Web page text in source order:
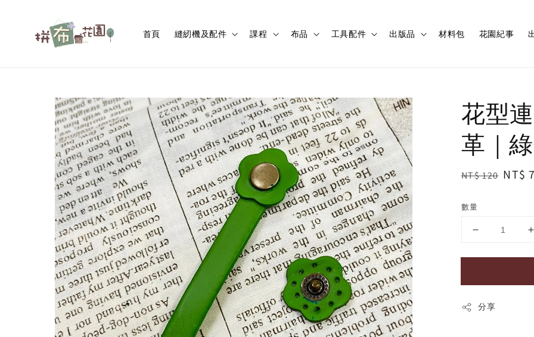
首頁 縫紉機及配件 課程 布品 工具配件 出版品 材料包 花園紀事
花型
革｜
Regular
NT$ 120 Sale
NT$
數量
分享